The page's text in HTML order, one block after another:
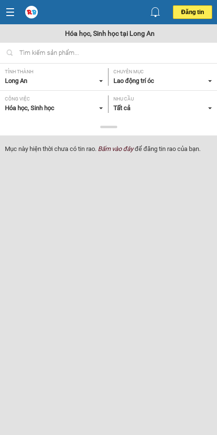
Đăng tin
Hóa học, Sinh học tại Long An
TỈNH THÀNH
Long An
CHUYÊN MỤC
Lao động trí óc
CÔNG VIỆC
Hóa học, Sinh học
NHU CẦU
Tất cả
Tất cả
Mục này hiện thời chưa có tin rao. Bấm vào đâyđể đăng tin rao của bạn.